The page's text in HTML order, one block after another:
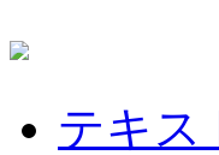
テキス